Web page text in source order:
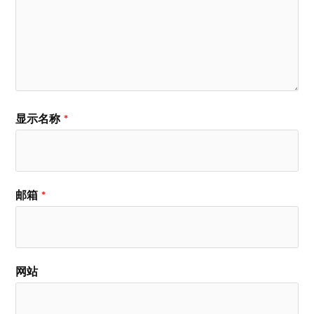
显示名称 *
邮箱 *
网站